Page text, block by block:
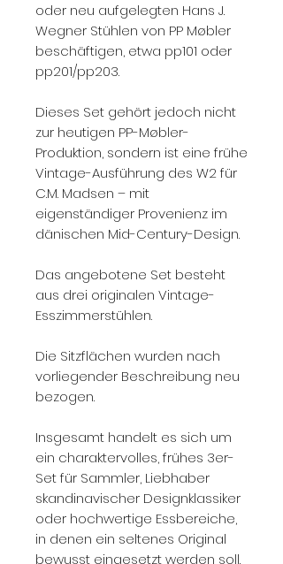
oder neu aufgelegten Hans J.
Wegner Stühlen von PP Møbler
beschäftigen, etwa pp101 oder
pp201/pp203.
Dieses Set gehört jedoch nicht
zur heutigen PP-Møbler-
Produktion, sondern ist eine frühe
Vintage-Ausführung des W2 für
C.M. Madsen – mit
eigenständiger Provenienz im
dänischen Mid-Century-Design.
Das angebotene Set besteht
aus drei originalen Vintage-
Esszimmerstühlen.
Die Sitzflächen wurden nach
vorliegender Beschreibung neu
bezogen.
Insgesamt handelt es sich um
ein charaktervolles, frühes 3er-
Set für Sammler, Liebhaber
skandinavischer Designklassiker
oder hochwertige Essbereiche,
in denen ein seltenes Original
bewusst eingesetzt werden soll.